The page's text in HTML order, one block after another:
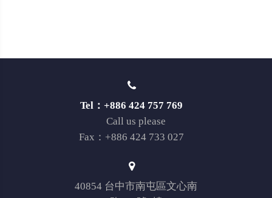
Tel：+886 424 757 769
Call us please
Fax：+886 424 733 027
40854 台中市南屯區文心南